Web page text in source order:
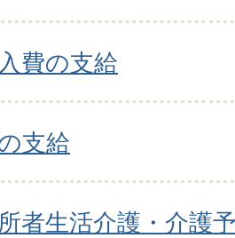
費の支給
支給
者生活介護・介護